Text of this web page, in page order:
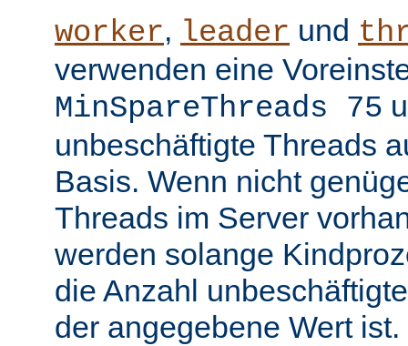
worker, leader und
verwenden eine
MinSpareThreads 75
unbeschäftigte Threads
Basis. Wenn nicht
Threads im Server
werden solange
die Anzahl
der angegebene Wert ist.